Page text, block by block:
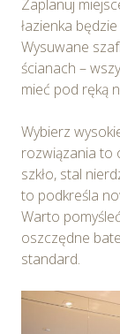
wniesienia
Osobowych.
dotyczące
Serwisu
Wybierając
cookie przez
wskazanych
dobrowolne.
ustawień
dostępnego z
Zaplanuj
łazienka
Wysuwane
ścianach –
mieć pod ręką
Wybierz
rozwiązania to
szkło, stal
to podkreśla
Warto
oszczędne
standard.